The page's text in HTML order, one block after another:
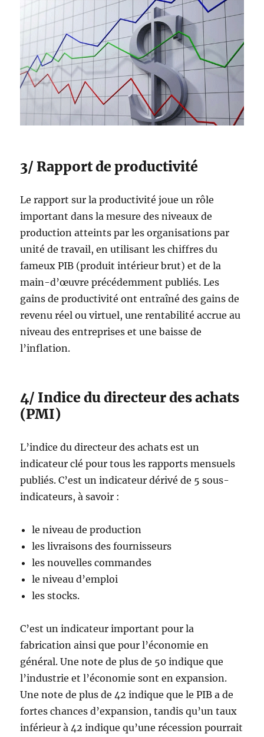
3/ Rapport de productivité
Le rapport sur la productivité joue un rôle
important dans la mesure des niveaux de
production atteints par les organisations par
unité de travail, en utilisant les chiffres du
fameux PIB (produit intérieur brut) et de la
main-d’œuvre précédemment publiés. Les
gains de productivité ont entraîné des gains de
revenu réel ou virtuel, une rentabilité accrue au
niveau des entreprises et une baisse de
l’inflation.
4/ Indice du directeur des achats
(PMI)
L’indice du directeur des achats est un
indicateur clé pour tous les rapports mensuels
publiés. C’est un indicateur dérivé de 5 sous-
indicateurs, à savoir :
le niveau de production
les livraisons des fournisseurs
les nouvelles commandes
le niveau d’emploi
les stocks.
C’est un indicateur important pour la
fabrication ainsi que pour l’économie en
général. Une note de plus de 50 indique que
l’industrie et l’économie sont en expansion.
Une note de plus de 42 indique que le PIB a de
fortes chances d’expansion, tandis qu’un taux
inférieur à 42 indique qu’une récession pourrait